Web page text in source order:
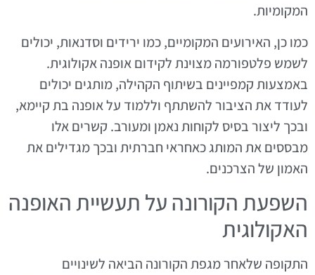
המקומיות.
כמו כן, האירועים המקומיים, כמו ירידים וסדנאות, יכולים
לשמש פלטפורמה מצוינת לקידום אופנה אקולוגית.
באמצעות קמפיינים בשיתוף הקהילה, מותגים יכולים
לעודד את הציבור להשתתף וללמוד על אופנה בת קיימא,
ובכך ליצור בסיס לקוחות נאמן ומעורב. קשרים אלו
מבססים את המותג כאחראי חברתית ובכך מגדילים את
האמון של הצרכנים.
השפעת הקורונה על תעשיית האופנה
האקולוגית
התקופה שלאחר מגפת הקורונה הביאה לשינויים